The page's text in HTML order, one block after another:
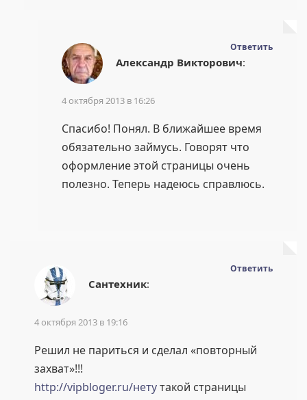
Александр Викторович:
4 октября 2013 в 16:26
Спасибо! Понял. В ближайшее время
обязательно займусь. Говорят что
оформление этой страницы очень
полезно. Теперь надеюсь справлюсь.
Ответить
Сантехник:
4 октября 2013 в 19:16
Решил не париться и сделал «повторный
захват»!!!
http://vipbloger.ru/нетутакой страницы
Ответить